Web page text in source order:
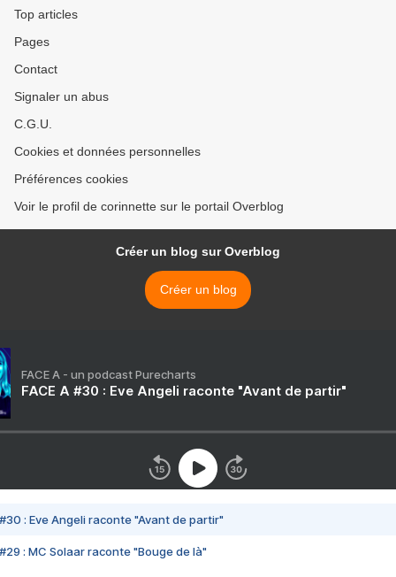
Top articles
Pages
Contact
Signaler un abus
C.G.U.
Cookies et données personnelles
Préférences cookies
Voir le profil de corinnette sur le portail Overblog
Créer un blog sur Overblog
Créer un blog
FACE A - un podcast Purecharts
FACE A #30 : Eve Angeli raconte "Avant de partir"
#30 : Eve Angeli raconte "Avant de partir"
#29 : MC Solaar raconte "Bouge de là"